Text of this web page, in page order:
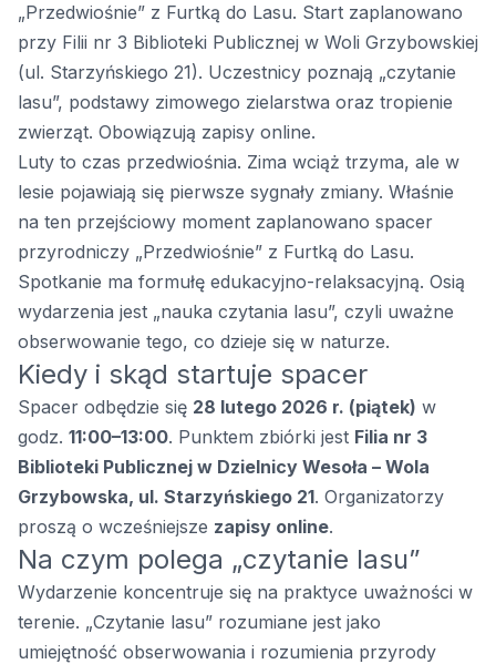
„Przedwiośnie” z Furtką do Lasu. Start zaplanowano
przy Filii nr 3 Biblioteki Publicznej w Woli Grzybowskiej
(ul. Starzyńskiego 21). Uczestnicy poznają „czytanie
lasu”, podstawy zimowego zielarstwa oraz tropienie
zwierząt. Obowiązują zapisy online.
Luty to czas przedwiośnia. Zima wciąż trzyma, ale w
lesie pojawiają się pierwsze sygnały zmiany. Właśnie
na ten przejściowy moment zaplanowano spacer
przyrodniczy „Przedwiośnie” z Furtką do Lasu.
Spotkanie ma formułę edukacyjno-relaksacyjną. Osią
wydarzenia jest „nauka czytania lasu”, czyli uważne
obserwowanie tego, co dzieje się w naturze.
Kiedy i skąd startuje spacer
Spacer odbędzie się 28 lutego 2026 r. (piątek) w
godz. 11:00–13:00. Punktem zbiórki jest Filia nr 3
Biblioteki Publicznej w Dzielnicy Wesoła – Wola
Grzybowska, ul. Starzyńskiego 21. Organizatorzy
proszą o wcześniejsze zapisy online.
Na czym polega „czytanie lasu”
Wydarzenie koncentruje się na praktyce uważności w
terenie. „Czytanie lasu” rozumiane jest jako
umiejętność obserwowania i rozumienia przyrody